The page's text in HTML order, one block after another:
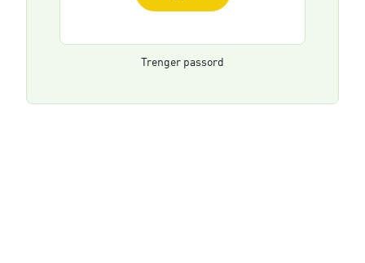
Trenger passord